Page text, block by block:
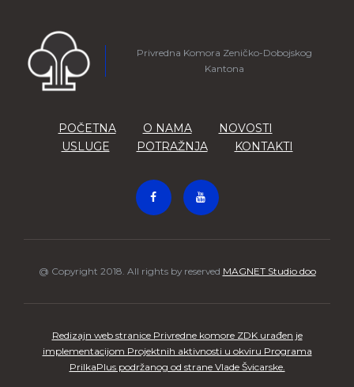
Privredna Komora Zeničko-Dobojskog
Kantona
POČETNA O NAMA
NOVOSTI
USLUGE
POTRAŽNJA KONTAKTI
@ Copyright 2018. All rights by reserved MAGNET Studio doo
Redizajn web stranice Privredne komore ZDK urađen je
implementacijom Projektnih aktivnosti u okviru Programa
PrilkaPlus podržanog od strane Vlade Švicarske.